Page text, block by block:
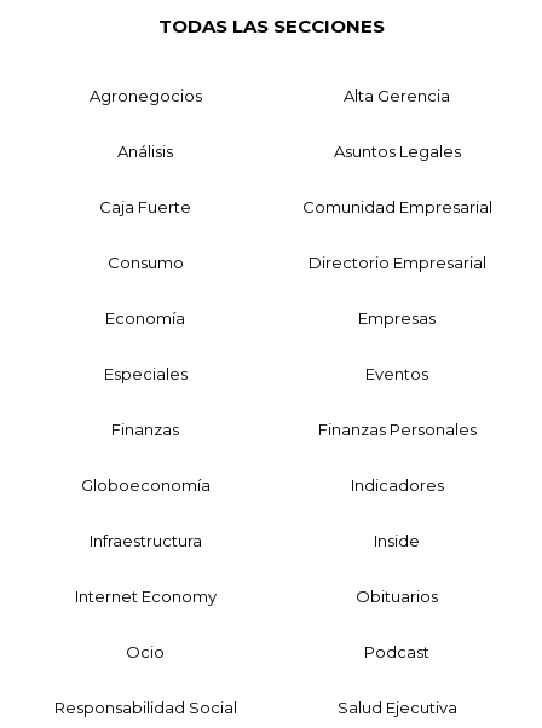
TODAS LAS SECCIONES
Agronegocios Alta Gerencia
Análisis Asuntos Legales
Caja Fuerte Comunidad Empresarial
Consumo Directorio Empresarial
Economía Empresas
Especiales Eventos
Finanzas Finanzas Personales
Globoeconomía Indicadores
Infraestructura Inside
Internet Economy Obituarios
Ocio Podcast
Responsabilidad Social Salud Ejecutiva